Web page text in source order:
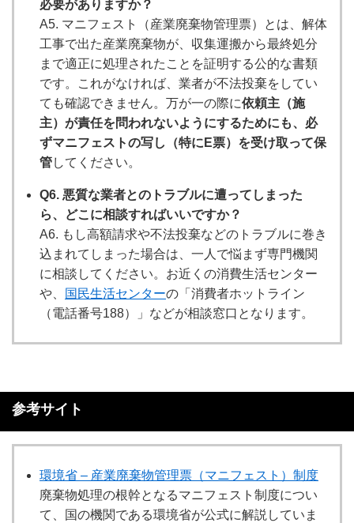
必要がありますか？
A5. マニフェスト（産業廃棄物管理票）とは、解体
工事で出た産業廃棄物が、収集運搬から最終処分
まで適正に処理されたことを証明する公的な書類
です。これがなければ、業者が不法投棄をしてい
ても確認できません。万が一の際に依頼主（施
主）が責任を問われないようにするためにも、必
ずマニフェストの写し（特にE票）を受け取って保
管してください。
Q6. 悪質な業者とのトラブルに遭ってしまった
ら、どこに相談すればいいですか？
A6. もし高額請求や不法投棄などのトラブルに巻き
込まれてしまった場合は、一人で悩まず専門機関
に相談してください。お近くの消費生活センター
や、
国民生活センターの「消費者ホットライン
（電話番号188）」などが相談窓口となります。
参考サイト
環境省 – 産業廃棄物管理票（マニフェスト）制度
廃棄物処理の根幹となるマニフェスト制度につい
て、国の機関である環境省が公式に解説していま